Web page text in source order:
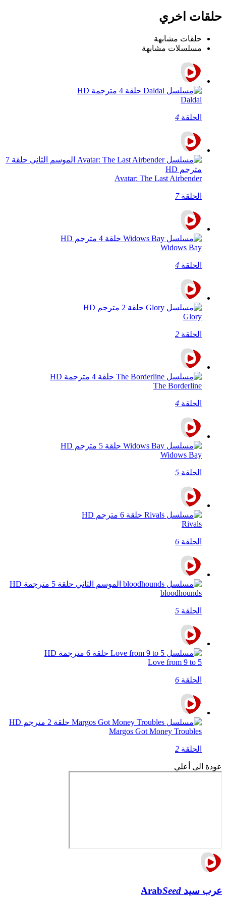
حلقات اخري
حلقات مشابهة
مسلسلات مشابهة
Daldal
الحلقة 4
Avatar: The Last Airbender
الحلقة7
Widows Bay
الحلقة 4
Glory
الحلقة 2
The Borderline
الحلقة 4
Widows Bay
الحلقة 5
Rivals
الحلقة 6
bloodhounds
الحلقة 5
Love from 9 to 5
الحلقة 6
Margos Got Money Troubles
الحلقة 2
عودة الى أعلي
عرب سيد ArabSeed